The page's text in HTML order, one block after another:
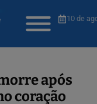
10 de
após
coração